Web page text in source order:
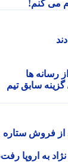
کنم!
ها
سابق تیم
درآمد از فروش ستاره
اروپا رفت،